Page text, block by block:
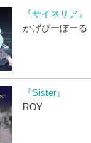
『サイネリア』
かげぴーぼーる
『Sister』
ROY